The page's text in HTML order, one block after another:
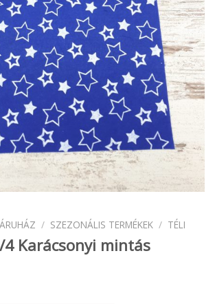
/ SZEZONÁLIS TERMÉKEK / TÉLI
Karácsonyi mintás